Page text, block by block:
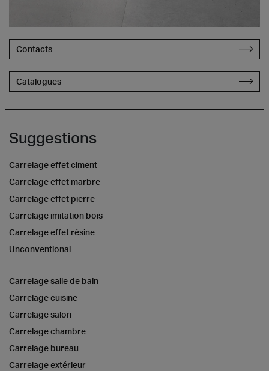
Contacts
Catalogues
Suggestions
Carrelage effet ciment
Carrelage effet marbre
Carrelage effet pierre
Carrelage imitation bois
Carrelage effet résine
Unconventional
Carrelage salle de bain
Carrelage cuisine
Carrelage salon
Carrelage chambre
Carrelage bureau
Carrelage extérieur